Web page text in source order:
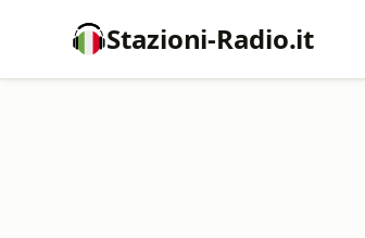
Stazioni-Radio.it